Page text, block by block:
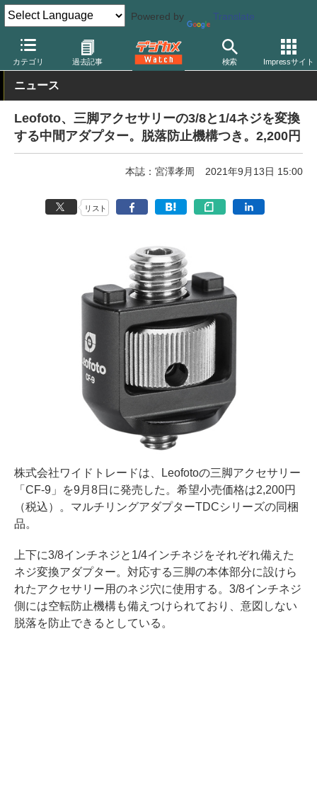
Powered by Translate
カテゴリ 過去記事 検索 Impressサイト
デジカメ Watch 撮影用品 三脚/一脚/雲台 レオフォト
ニュース
Leofoto、三脚アクセサリーの3/8と1/4ネジを変換
する中間アダプター。脱落防止機構つき。2,200円
本誌：宮澤孝周 2021年9月13日 15:00
リスト
株式会社ワイドトレードは、Leofotoの三脚アクセサリー
「CF-9」を9月8日に発売した。希望小売価格は2,200円
（税込）。マルチリングアダプターTDCシリーズの同梱
品。
上下に3/8インチネジと1/4インチネジをそれぞれ備えた
ネジ変換アダプター。対応する三脚の本体部分に設けら
れたアクセサリー用のネジ穴に使用する。3/8インチネジ
側には空転防止機構も備えつけられており、意図しない
脱落を防止できるとしている。